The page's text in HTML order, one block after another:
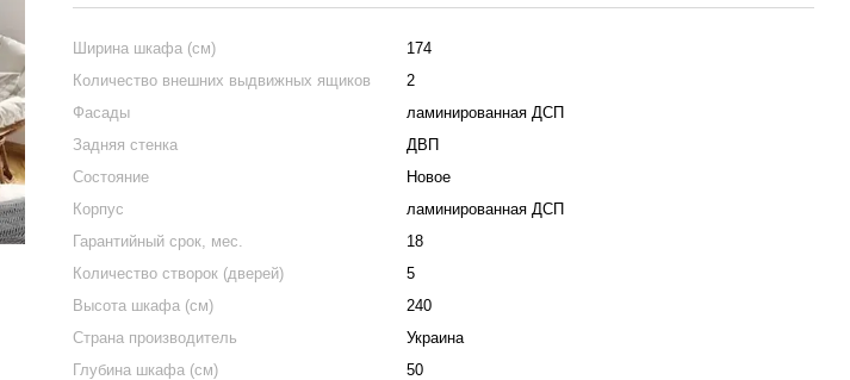
Ширина шкафа (см)
174
Количество внешних выдвижных ящиков
2
Фасады
ламинированная ДСП
Задняя стенка
ДВП
Состояние
Новое
Корпус
ламинированная ДСП
Гарантийный срок, мес.
18
Количество створок (дверей)
5
Высота шкафа (см)
240
Страна производитель
Украина
Глубина шкафа (см)
50